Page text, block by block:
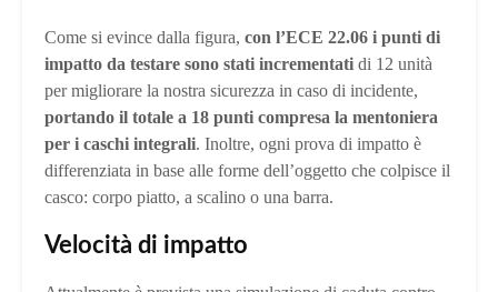
Come si evince dalla figura, con l’ECE 22.06 i punti di
impatto da testare sono stati incrementati di 12 unità
per migliorare la nostra sicurezza in caso di incidente,
portando il totale a 18 punti compresa la mentoniera
per i caschi integrali. Inoltre, ogni prova di impatto è
differenziata in base alle forme dell’oggetto che colpisce il
casco: corpo piatto, a scalino o una barra.
Velocità di impatto